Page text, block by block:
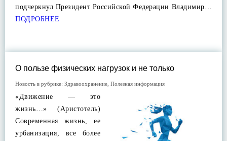
подчеркнул Президент Российской Федерации Владимир…
ПОДРОБНЕЕ
О пользе физических нагрузок и не только
Новость в рубрике: Здравоохранение Полезная информация
«Движение — это
жизнь…» (Аристотель)
Современная жизнь, ее
урбанизация, все более